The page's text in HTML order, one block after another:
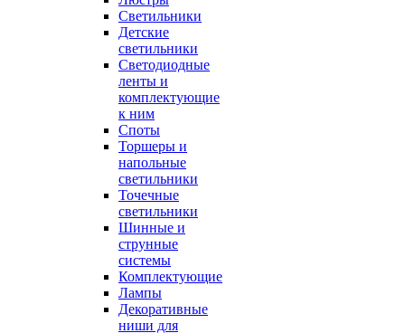
Светильники
Детские
светильники
Светодиодные
ленты и
комплектующие
к ним
Споты
Торшеры и
напольные
светильники
Точечные
светильники
Шинные и
струнные
системы
Комплектующие
Лампы
Декоративные
ниши для